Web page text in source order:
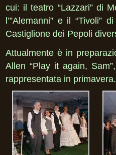
cui: il teatro “Lazzari” di
l’”Alemanni” e il
Castiglione dei Pepoli
Attualmente è in
Allen “Play it again,
rappresentata in primavera.